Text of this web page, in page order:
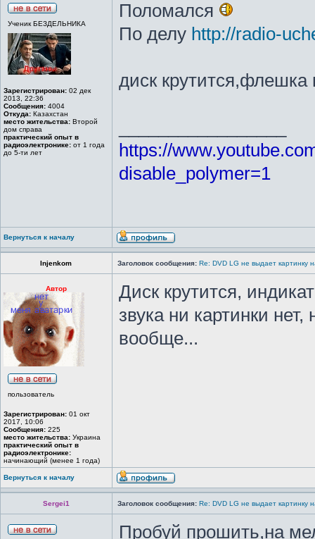
Ученик БЕЗДЕЛЬНИКА
Зарегистрирован: 02 дек
2013, 22:36
Сообщения: 4004
Откуда: Казахстан
место жительства: Второй
дом справа
практический опыт в
радиоэлектронике: от 1 года
до 5-ти лет
Поломался
По делу http://radio-
диск крутится,флешка
https://
disable_polymer=1
Вернуться к началу
Injenkom Заголовок сообщения: Re: DVD LG не выдает картинку
Автор
пользователь
Зарегистрирован: 01 окт
2017, 10:06
Сообщения: 225
место жительства: Украина
практический опыт в
радиоэлектронике:
начинающий (менее 1 года)
Диск крутится,
звука ни картинки нет,
вообще...
Вернуться к началу
Sergei1 Заголовок сообщения: Re: DVD LG не выдает картинку
Пробуй прошить,на